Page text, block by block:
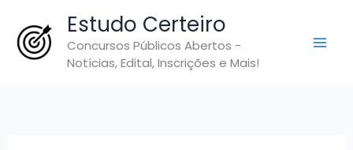
para
Estudo Certeiro
Concursos Públicos Abertos -
Notícias, Edital, Inscrições e Mais!